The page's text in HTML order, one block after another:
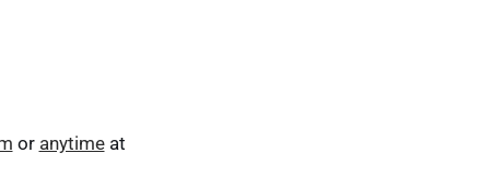
or anytimeat